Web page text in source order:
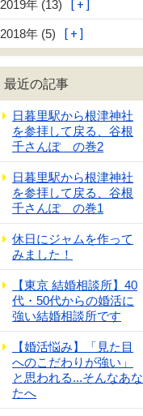
2019年 (13)
2018年 (5)
最近の記事
日暮里駅から根津神社
を参拝して戻る、谷根
千さんぽ の巻2
日暮里駅から根津神社
を参拝して戻る、谷根
千さんぽ の巻1
休日にジャムを作って
みました！
【東京 結婚相談所】40
代・50代からの婚活に
強い結婚相談所です
【婚活悩み】「見た目
へのこだわりが強い」
と思われる...そんなあな
たへ